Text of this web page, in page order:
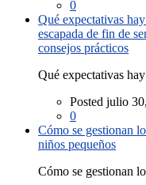
0
Qué expectativas
escapada de fin de
consejos prácticos
Qué expectativas
Posted julio
0
Cómo se gestionan
niños pequeños
Cómo se gestionan